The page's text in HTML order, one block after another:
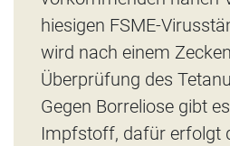
hiesigen FSME-
wird nach einem
Überprüfung des
Gegen Borreliose gibt
Impfstoff, dafür erfolgt